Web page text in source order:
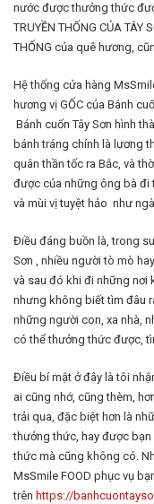
nước được thưởng thức
TRUYỀN THỐNG CỦA TÂY
THỐNG của quê hương,
Hệ thống cửa hàng
hương vị GỐC của Bánh
Bánh cuốn Tây Sơn hình
bánh tráng chính là lương
quân thần tốc ra Bắc, và
được của những ông bà đi
và mùi vị tuyệt hảo như
Điều đáng buồn là, trong
Sơn , nhiều người tò mò
và sau đó khi đi những nơi
nhưng không biết tìm đâu
những người con, xa nhà,
có thể thưởng thức được,
Điều bí mật ở đây là tôi
ai cũng nhớ, cũng thèm,
trải qua, đặc biệt hơn là
thưởng thức, hay được
thức mà cũng không có.
MsSmile FOOD phục vụ
trên https://